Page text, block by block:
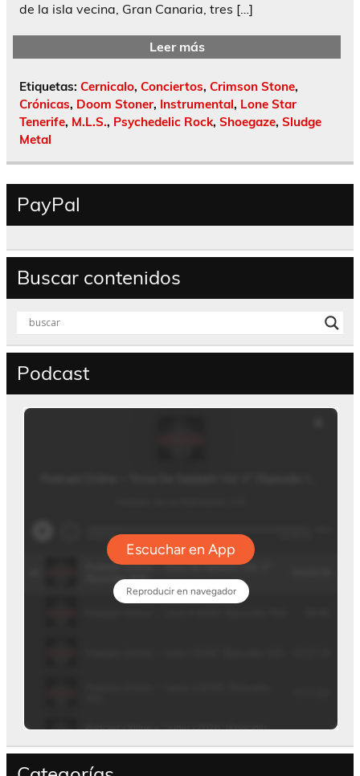
de la isla vecina, Gran Canaria, tres […]
Leer más
Etiquetas: Cernicalo, Conciertos, Crimson Stone,
Crónicas, Doom Stoner, Instrumental, Lone Star
Tenerife, M.L.S., Psychedelic Rock, Shoegaze, Sludge
Metal
PayPal
Buscar contenidos
Podcast